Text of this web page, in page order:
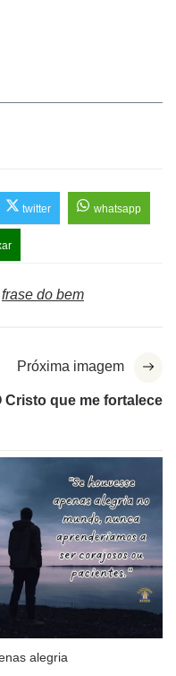
twitter whatsapp
frase do bem
Próxima imagem
Cristo que me fortalece
alegria